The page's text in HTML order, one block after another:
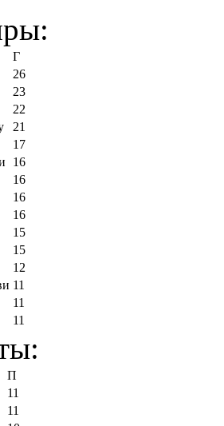
Г
26
23
22
21
17
16
16
16
16
15
15
12
11
11
11
П
11
11